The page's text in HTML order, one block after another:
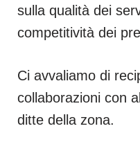
sulla qualità dei
competitività dei
Ci avvaliamo di
collaborazioni con
ditte della zona.